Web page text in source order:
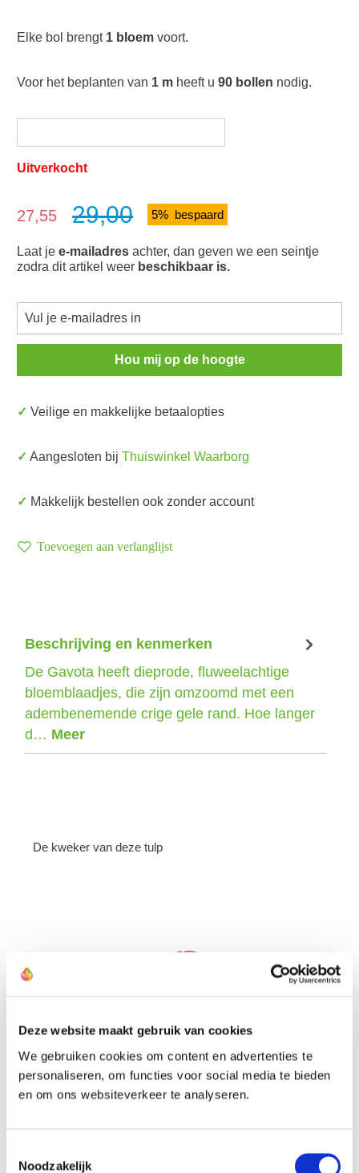
Deze website maakt gebruik van cookies
We gebruiken cookies om content en advertenties te
personaliseren, om functies voor social media te bieden
en om ons websiteverkeer te analyseren.
Noodzakelijk
Elke bol brengt 1 bloem voort.
Voor het beplanten van 1 m heeft u 90 bollen nodig.
Uitverkocht
Verkoopprijs:
27,55 29,00 5% bespaard
Laat je e-mailadres achter, dan geven we een seintje
zodra dit artikel weer beschikbaar is.
Hou mij op de hoogte
✓ Veilige en makkelijke betaalopties
✓ Aangesloten bij Thuiswinkel Waarborg
✓ Makkelijk bestellen ook zonder account
Toevoegen aan verlanglijst
Beschrijving en kenmerken
De Gavota heeft dieprode, fluweelachtige
bloemblaadjes, die zijn omzoomd met een
adembenemende crige gele rand. Hoe langer
d… Meer
De kweker van deze tulp